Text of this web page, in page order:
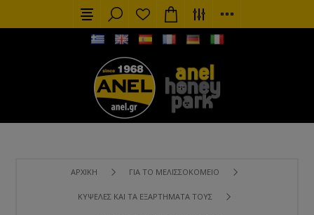
ΑΡΧΙΚΉ ΓΙΑ ΤΟ ΜΕΛΙΣΣΟΚΟΜΕΊΟ
ΚΥΨΈΛΕΣ ΚΑΙ ΤΑ ΕΞΑΡΤΉΜΑΤΑ ΤΟΥΣ